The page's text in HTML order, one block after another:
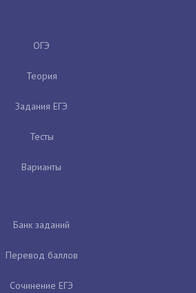
ОГЭ
Теория
Задания ЕГЭ
Тесты
Варианты
Банк заданий
Перевод баллов
Сочинение ЕГЭ